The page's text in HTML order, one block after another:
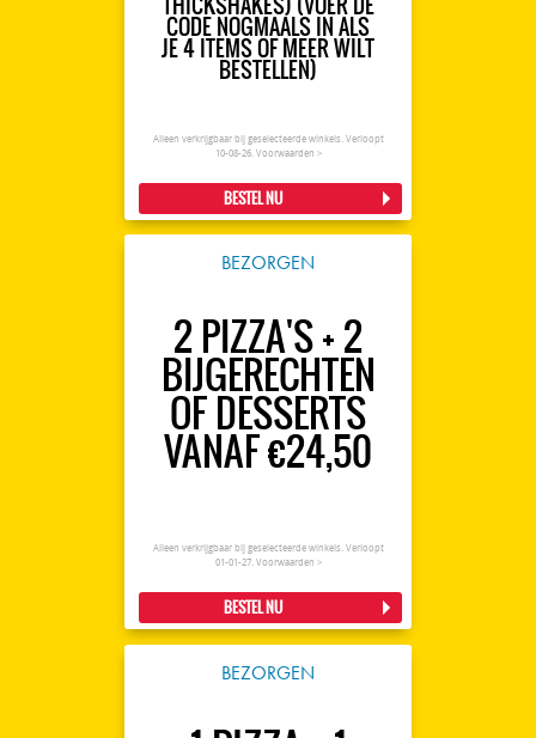
CODE NOGMAALS IN ALS
JE 4 ITEMS OF MEER WILT
BESTELLEN)
Alleen verkrijgbaar bij geselecteerde winkels. Verloopt
10-08-26. Voorwaarden >
BESTEL NU
BEZORGEN
2 PIZZA'S + 2
BIJGERECHTEN
OF DESSERTS
VANAF €24,50
Alleen verkrijgbaar bij geselecteerde winkels. Verloopt
01-01-27. Voorwaarden >
BESTEL NU
BEZORGEN